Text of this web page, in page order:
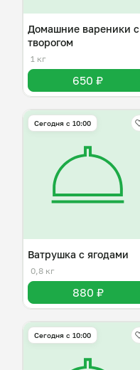
Домашние вареники с
творогом
1 кг
650 ₽
Сегодня с 10:00
Ватрушка с ягодами
0,8 кг
880 ₽
Сегодня с 10:00